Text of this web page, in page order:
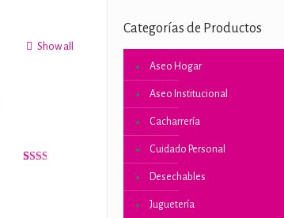
Show all
Categorías de Productos
Aseo Hogar
Aseo Institucional
Cacharrería
Cuidado Personal
Desechables
Juguetería